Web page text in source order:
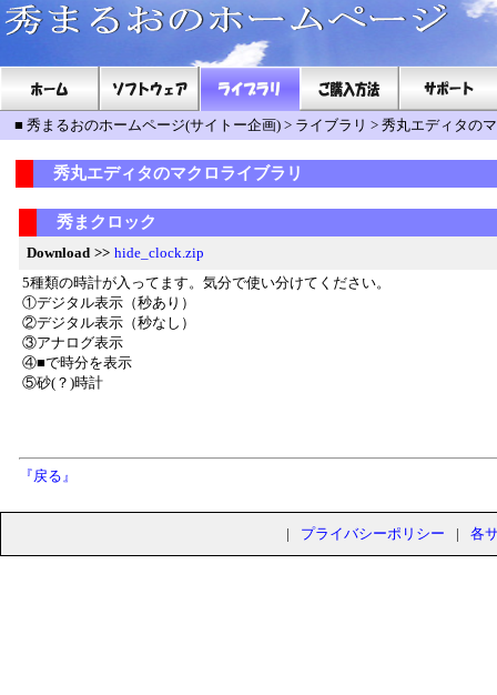
■ 秀まるおのホームページ(サイトー企画) > ライブラリ > 秀丸エディタの
秀丸エディタのマクロライブラリ
秀まクロック
Download >> hide_clock.zip
5種類の時計が入ってます。気分で使い分けてください。
①デジタル表示（秒あり）
②デジタル表示（秒なし）
③アナログ表示
④■で時分を表示
⑤砂(？)時計
『戻る』
| プライバシーポリシー | 各